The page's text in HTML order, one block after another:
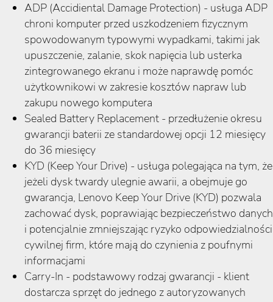
ADP (Accidiental Damage Protection) - usługa ADP
chroni komputer przed uszkodzeniem fizycznym
spowodowanym typowymi wypadkami, takimi jak
upuszczenie, zalanie, skok napięcia lub usterka
zintegrowanego ekranu i może naprawdę pomóc
użytkownikowi w zakresie kosztów napraw lub
zakupu nowego komputera
Sealed Battery Replacement - przedłużenie okresu
gwarancji baterii ze standardowej opcji 12 miesięcy
do 36 miesięcy
KYD (Keep Your Drive) - usługa polegająca na tym, że
jeżeli dysk twardy ulegnie awarii, a obejmuje go
gwarancja, Lenovo Keep Your Drive (KYD) pozwala
zachować dysk, poprawiając bezpieczeństwo danych
i potencjalnie zmniejszając ryzyko odpowiedzialności
cywilnej firm, które mają do czynienia z poufnymi
informacjami
Carry-In - podstawowy rodzaj gwarancji - klient
dostarcza sprzęt do jednego z autoryzowanych